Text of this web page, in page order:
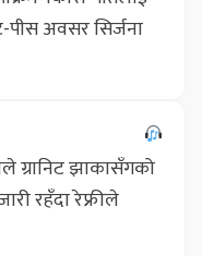
अवसर सिर्जना
ग्रानिट झाकासँगको
रहँदा रेफ्रीले